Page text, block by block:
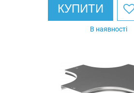
КУПИТИ
В наявності